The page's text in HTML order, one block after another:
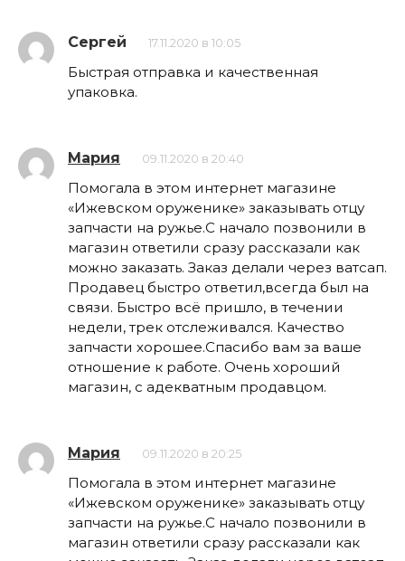
Сергей 17.11.2020 в 10:05
Быстрая отправка и качественная
упаковка.
Мария 09.11.2020 в 20:40
Помогала в этом интернет магазине
«Ижевском оруженике» заказывать отцу
запчасти на ружье.С начало позвонили в
магазин ответили сразу рассказали как
можно заказать. Заказ делали через ватсап.
Продавец быстро ответил,всегда был на
связи. Быстро всё пришло, в течении
недели, трек отслеживался. Качество
запчасти хорошее.Спасибо вам за ваше
отношение к работе. Очень хороший
магазин, с адекватным продавцом.
Мария 09.11.2020 в 20:25
Помогала в этом интернет магазине
«Ижевском оруженике» заказывать отцу
запчасти на ружье.С начало позвонили в
магазин ответили сразу рассказали как